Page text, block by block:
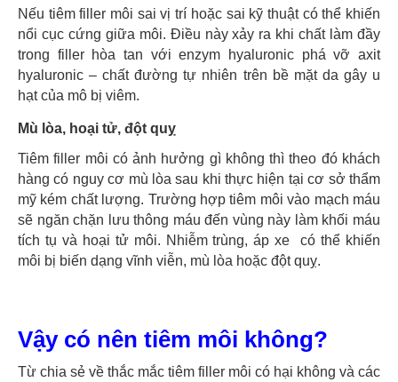
Nếu tiêm filler môi sai vị trí hoặc sai kỹ thuật có thể khiến
nổi cục cứng giữa môi. Điều này xảy ra khi chất làm đầy
trong filler hòa tan với enzym hyaluronic phá vỡ axit
hyaluronic – chất đường tự nhiên trên bề mặt da gây u
hạt của mô bị viêm.
Mù lòa, hoại tử, đột quỵ
Tiêm filler môi có ảnh hưởng gì không thì theo đó khách
hàng có nguy cơ mù lòa sau khi thực hiện tại cơ sở thẩm
mỹ kém chất lượng. Trường hợp tiêm môi vào mạch máu
sẽ ngăn chặn lưu thông máu đến vùng này làm khối máu
tích tụ và hoại tử môi. Nhiễm trùng, áp xe có thể khiến
môi bị biến dạng vĩnh viễn, mù lòa hoặc đột quỵ.
Vậy có nên tiêm môi không?
Từ chia sẻ về thắc mắc tiêm filler môi có hại không và các